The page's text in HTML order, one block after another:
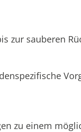
zur sauberen
zu einem